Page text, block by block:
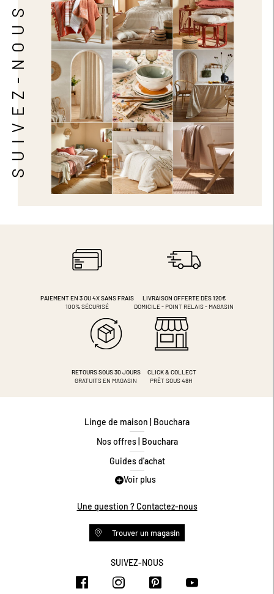
SUIVEZ-NOUS
PAIEMENT EN 3 OU 4XSANS FRAIS
100% SÉCURISÉ
LIVRAISON OFFERTE DÈS 120€
DOMICILE - POINT RELAIS - MAGASIN
RETOURS SOUS 30 JOURS
GRATUITS EN MAGASIN
CLICK & COLLECT
PRÊT SOUS 48H
Linge de maison | Bouchara
Nos offres | Bouchara
Guides d'achat
Guide des tailles
Programme de fidélité
Conditions des offres
Livraison et retours
Voir plus
Une question ? Contactez-nous
Trouver un magasin
SUIVEZ-NOUS
https://www.facebook.com/
https://https://